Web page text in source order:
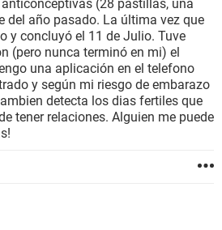
(28 pastillas, una
del año pasado. La última vez que
y concluyó el 11 de Julio. Tuve
(pero nunca terminó en mi) el
una aplicación en el telefono
y según mi riesgo de embarazo
detecta los dias fertiles que
tener relaciones. Alguien me puede